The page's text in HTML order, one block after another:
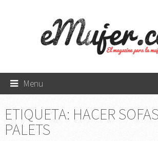
Menu
ETIQUETA: HACER
PALETS